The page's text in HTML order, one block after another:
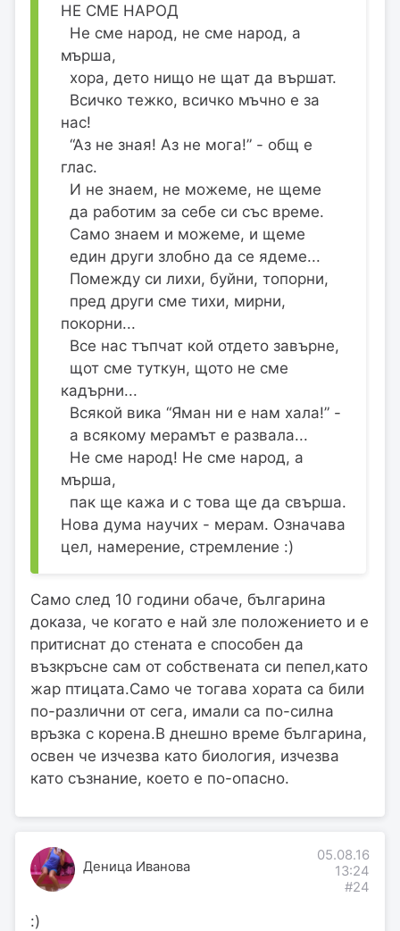
НЕ СМЕ НАРОД
Не сме народ, не сме народ, а
мърша,
хора, дето нищо не щат да вършат.
Всичко тежко, всичко мъчно е за
нас!
“Аз не зная! Аз не мога!” - общ е
глас.
И не знаем, не можеме, не щеме
да работим за себе си със време.
Само знаем и можеме, и щеме
един други злобно да се ядеме...
Помежду си лихи, буйни, топорни,
пред други сме тихи, мирни,
покорни...
Все нас тъпчат кой отдето завърне,
щот сме туткун, щото не сме
кадърни...
Всякой вика “Яман ни е нам хала!” -
а всякому мерамът е развала...
Не сме народ! Не сме народ, а
мърша,
пак ще кажа и с това ще да свърша.
Нова дума научих - мерам. Означава
цел, намерение, стремление :)
Само след 10 години обаче, българина
доказа, че когато е най зле положението и е
притиснат до стената е способен да
възкръсне сам от собствената си пепел,като
жар птицата.Само че тогава хората са били
по-различни от сега, имали са по-силна
връзка с корена.В днешно време българина,
освен че изчезва като биология, изчезва
като съзнание, което е по-опасно.
Деница Иванова
05.08.16
13:24
#24
:)